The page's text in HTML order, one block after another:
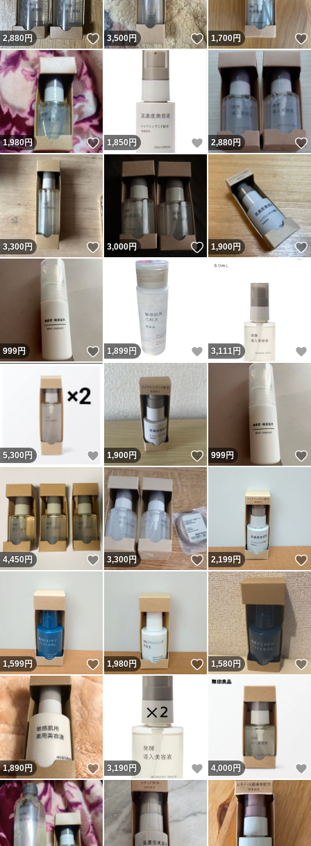
2,880円 いいね！
3,500円 いいね！
1,700円
1,980円 いいね！
1,850 円 いいね！
2,880円
3,300円 いいね！
3,000円 いいね！
1,900円
999円 いいね！
1,899円 いいね！
3,111円
5,300 円 いいね！
1,900円 いいね！
999円
4,450円 いいね！
3,300円 いいね！
2,199円
1,599円 いいね！
1,980円 いいね！
1,580円
1,890円 いいね！
3,190 円 いいね！
4,000 円